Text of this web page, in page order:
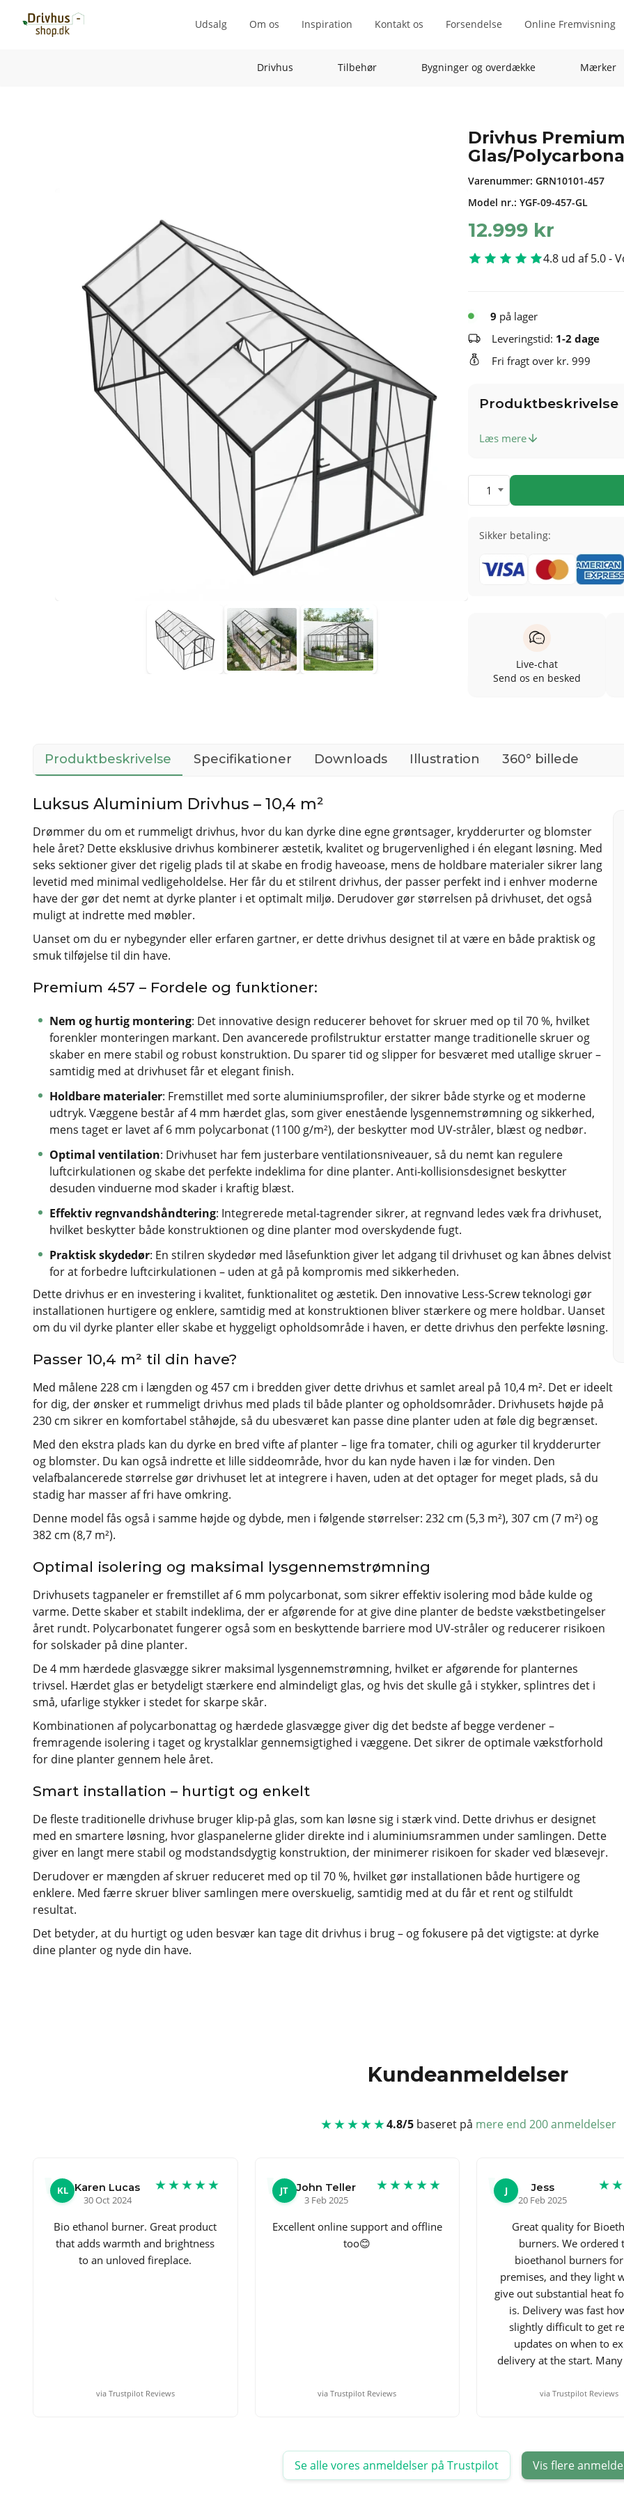
Udsalg Om os Inspiration Kontakt os Forsendelse Online Fremvisning
Drivhus Tilbehør Bygninger og overdække Mærker
Drivhus
Glas/
Varenummer: GRN10101-457
Model nr.: YGF-09-457-GL
12.999 kr
4.8 ud af 5.0 -
9 på lager
Leveringstid: 1-2 dage
Fri fragt over kr. 999
Produktbeskrivelse
Læs mere
1
Sikker betaling:
Live-chat
Send os en besked
Produktbeskrivelse Specifikationer Downloads Illustration 360° billede
Luksus Aluminium Drivhus – 10,4 m²
Drømmer du om et rummeligt drivhus, hvor du kan dyrke dine egne grøntsager, krydderurter og blomster
hele året? Dette eksklusive drivhus kombinerer æstetik, kvalitet og brugervenlighed i én elegant løsning. Med
seks sektioner giver det rigelig plads til at skabe en frodig haveoase, mens de holdbare materialer sikrer lang
levetid med minimal vedligeholdelse. Her får du et stilrent drivhus, der passer perfekt ind i enhver moderne
have der gør det nemt at dyrke planter i et optimalt miljø. Derudover gør størrelsen på drivhuset, det også
muligt at indrette med møbler.
Uanset om du er nybegynder eller erfaren gartner, er dette drivhus designet til at være en både praktisk og
smuk tilføjelse til din have.
Premium 457 – Fordele og funktioner:
Nem og hurtig montering: Det innovative design reducerer behovet for skruer med op til 70 %, hvilket
forenkler monteringen markant. Den avancerede profilstruktur erstatter mange traditionelle skruer og
skaber en mere stabil og robust konstruktion. Du sparer tid og slipper for besværet med utallige skruer –
samtidig med at drivhuset får et elegant finish.
Holdbare materialer: Fremstillet med sorte aluminiumsprofiler, der sikrer både styrke og et moderne
udtryk. Væggene består af 4 mm hærdet glas, som giver enestående lysgennemstrømning og sikkerhed,
mens taget er lavet af 6 mm polycarbonat (1100 g/m²), der beskytter mod UV-stråler, blæst og nedbør.
Optimal ventilation: Drivhuset har fem justerbare ventilationsniveauer, så du nemt kan regulere
luftcirkulationen og skabe det perfekte indeklima for dine planter. Anti-kollisionsdesignet beskytter
desuden vinduerne mod skader i kraftig blæst.
Effektiv regnvandshåndtering: Integrerede metal-tagrender sikrer, at regnvand ledes væk fra drivhuset,
hvilket beskytter både konstruktionen og dine planter mod overskydende fugt.
Praktisk skydedør: En stilren skydedør med låsefunktion giver let adgang til drivhuset og kan åbnes delvist
for at forbedre luftcirkulationen – uden at gå på kompromis med sikkerheden.
Dette drivhus er en investering i kvalitet, funktionalitet og æstetik. Den innovative Less-Screw teknologi gør
installationen hurtigere og enklere, samtidig med at konstruktionen bliver stærkere og mere holdbar. Uanset
om du vil dyrke planter eller skabe et hyggeligt opholdsområde i haven, er dette drivhus den perfekte løsning.
Passer 10,4 m² til din have?
Med målene 228 cm i længden og 457 cm i bredden giver dette drivhus et samlet areal på 10,4 m². Det er ideelt
for dig, der ønsker et rummeligt drivhus med plads til både planter og opholdsområder. Drivhusets højde på
230 cm sikrer en komfortabel ståhøjde, så du ubesværet kan passe dine planter uden at føle dig begrænset.
Med den ekstra plads kan du dyrke en bred vifte af planter – lige fra tomater, chili og agurker til krydderurter
og blomster. Du kan også indrette et lille siddeområde, hvor du kan nyde haven i læ for vinden. Den
velafbalancerede størrelse gør drivhuset let at integrere i haven, uden at det optager for meget plads, så du
stadig har masser af fri have omkring.
Denne model fås også i samme højde og dybde, men i følgende størrelser: 232 cm (5,3 m²), 307 cm (7 m²) og
382 cm (8,7 m²).
Optimal isolering og maksimal lysgennemstrømning
Drivhusets tagpaneler er fremstillet af 6 mm polycarbonat, som sikrer effektiv isolering mod både kulde og
varme. Dette skaber et stabilt indeklima, der er afgørende for at give dine planter de bedste vækstbetingelser
året rundt. Polycarbonatet fungerer også som en beskyttende barriere mod UV-stråler og reducerer risikoen
for solskader på dine planter.
De 4 mm hærdede glasvægge sikrer maksimal lysgennemstrømning, hvilket er afgørende for planternes
trivsel. Hærdet glas er betydeligt stærkere end almindeligt glas, og hvis det skulle gå i stykker, splintres det i
små, ufarlige stykker i stedet for skarpe skår.
Kombinationen af polycarbonattag og hærdede glasvægge giver dig det bedste af begge verdener –
fremragende isolering i taget og krystalklar gennemsigtighed i væggene. Det sikrer de optimale vækstforhold
for dine planter gennem hele året.
Smart installation – hurtigt og enkelt
De fleste traditionelle drivhuse bruger klip-på glas, som kan løsne sig i stærk vind. Dette drivhus er designet
med en smartere løsning, hvor glaspanelerne glider direkte ind i aluminiumsrammen under samlingen. Dette
giver en langt mere stabil og modstandsdygtig konstruktion, der minimerer risikoen for skader ved blæsevejr.
Derudover er mængden af skruer reduceret med op til 70 %, hvilket gør installationen både hurtigere og
enklere. Med færre skruer bliver samlingen mere overskuelig, samtidig med at du får et rent og stilfuldt
resultat.
Det betyder, at du hurtigt og uden besvær kan tage dit drivhus i brug – og fokusere på det vigtigste: at dyrke
dine planter og nyde din have.
Kundeanmeldelser
★★★★★4.8/5baseret på mere end 200 anmeldelser
KL Karen Lucas
30 Oct 2024
★★★★★
Bio ethanol burner. Great product
that adds warmth and brightness
to an unloved fireplace.
via Trustpilot Reviews
JT
John Teller
3 Feb 2025
★★★★★
Excellent online support and offline
too😊
via Trustpilot Reviews
J
Jess
20 Feb 2025
Great quality for
burners. We ordered
bioethanol burners
premises, and they light
give out substantial heat
is. Delivery was fast
slightly difficult to get
updates on when to
delivery at the start.
via Trustpilot Reviews
Se alle vores anmeldelser på Trustpilot Vis flere